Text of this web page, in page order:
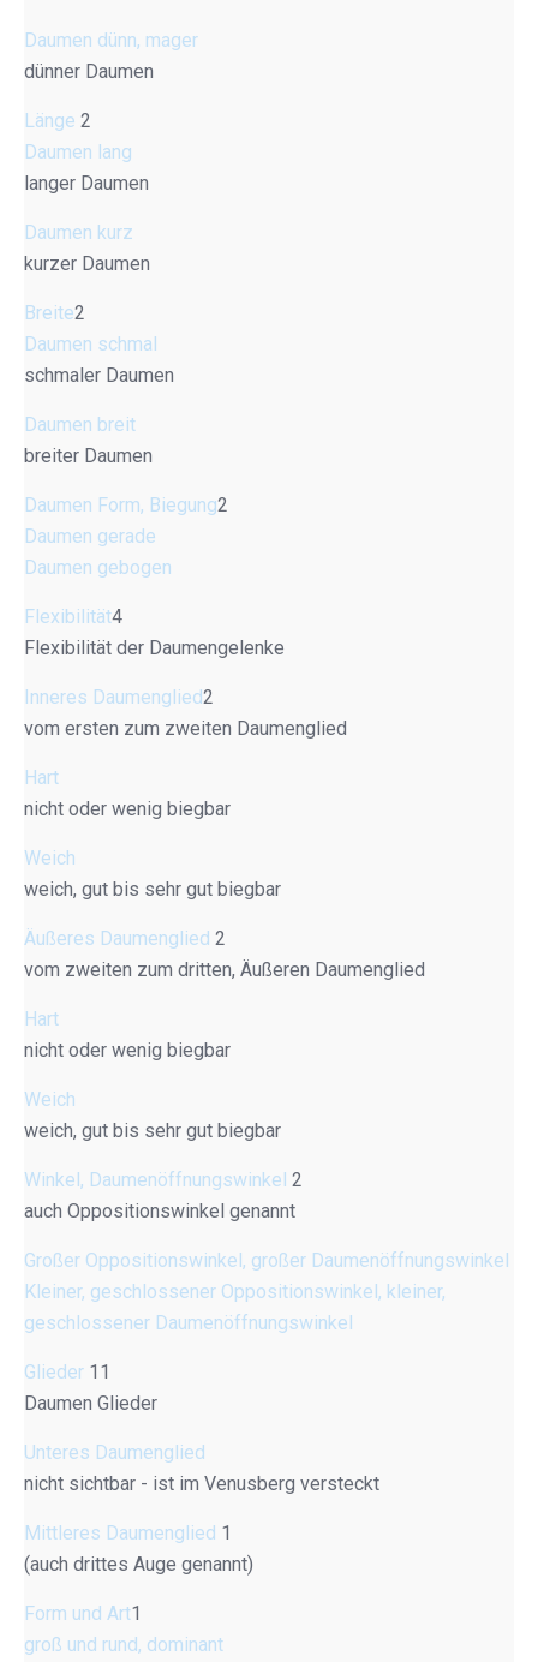
Daumen dünn, mager
dünner Daumen
Länge 2
Daumen lang
langer Daumen
Daumen kurz
kurzer Daumen
Breite2
Daumen schmal
schmaler Daumen
Daumen breit
breiter Daumen
Daumen Form, Biegung2
Daumen gerade
Daumen gebogen
Flexibilität4
Flexibilität der Daumengelenke
Inneres Daumenglied2
vom ersten zum zweiten Daumenglied
Hart
nicht oder wenig biegbar
Weich
weich, gut bis sehr gut biegbar
Äußeres Daumenglied 2
vom zweiten zum dritten, Äußeren Daumenglied
Hart
nicht oder wenig biegbar
Weich
weich, gut bis sehr gut biegbar
Winkel, Daumenöffnungswinkel 2
auch Oppositionswinkel genannt
Großer Oppositionswinkel, großer Daumenöffnungswinkel
Kleiner, geschlossener Oppositionswinkel, kleiner,
geschlossener Daumenöffnungswinkel
Glieder 11
Daumen Glieder
Unteres Daumenglied
nicht sichtbar - ist im Venusberg versteckt
Mittleres Daumenglied 1
(auch drittes Auge genannt)
Form und Art1
groß und rund, dominant